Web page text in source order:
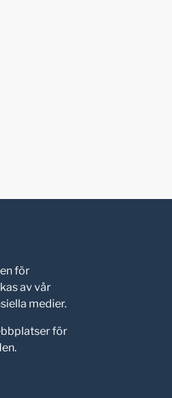
för
av vår
medier.
för